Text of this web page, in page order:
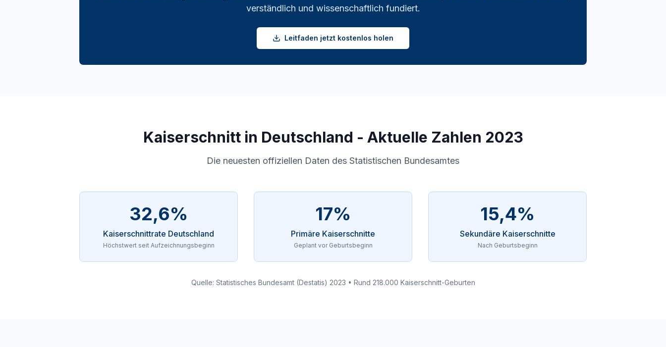
verständlich und wissenschaftlich fundiert.
Leitfaden jetzt kostenlos holen
Kaiserschnitt in Deutschland - Aktuelle Zahlen 2023
Die neuesten offiziellen Daten des Statistischen Bundesamtes
32,6%
Kaiserschnittrate Deutschland
Höchstwert seit Aufzeichnungsbeginn
17%
Primäre Kaiserschnitte
Geplant vor Geburtsbeginn
15,4%
Sekundäre Kaiserschnitte
Nach Geburtsbeginn
Quelle: Statistisches Bundesamt (Destatis) 2023 • Rund 218.000 Kaiserschnitt-Geburten